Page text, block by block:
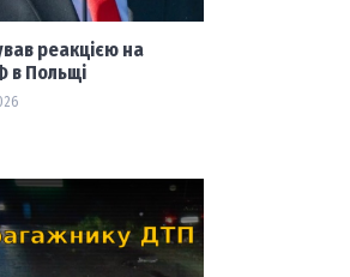
реакцією на
в Польщі